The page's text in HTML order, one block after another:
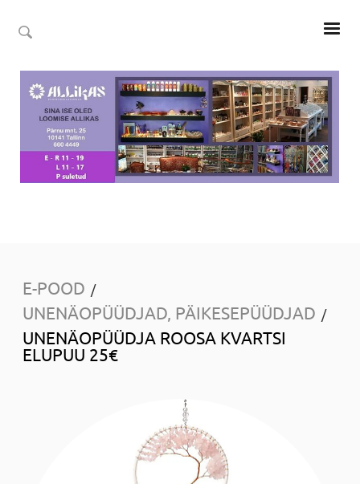
E-POOD /
UNENÄOPÜÜDJAD, PÄIKESEPÜÜDJAD /
UNENÄOPÜÜDJA ​​ROOSA KVARTSI
ELUPUU 25€